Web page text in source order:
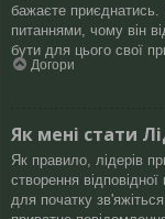
бажаєте приєднатись.
питаннями, чому він
бути для цього свої
Догори
Як мені стати
Як правило, лідерів
створення
для початку